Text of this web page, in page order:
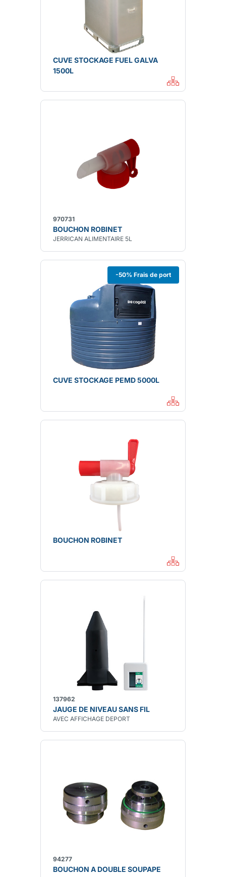
CUVE STOCKAGE FUEL GALVA
1500L
970731
BOUCHON ROBINET
JERRICAN ALIMENTAIRE 5L
-50% Frais de port
CUVE STOCKAGE PEMD 5000L
BOUCHON ROBINET
137962
JAUGE DE NIVEAU SANS FIL
AVEC AFFICHAGE DEPORT
94277
BOUCHON A DOUBLE SOUPAPE